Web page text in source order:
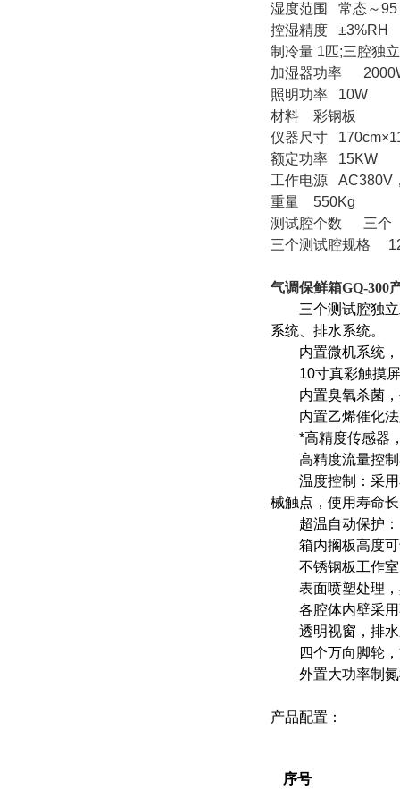
湿度范围 常态～
控湿精度
制冷量 1匹;三腔独
加湿器功率
照明功率 10W
材料 彩钢板
仪器尺寸
额定功率 15KW
工作电源
重量 550Kg
测试腔个数 三
三个测试腔规格
气调保鲜箱GQ-300
三个测试腔独立
系统、排水系统。
内置微机系统，
10寸真彩触摸屏
内置臭氧杀菌，
内置乙烯催化法
*高精度传感器，
高精度流量控制
温度控制：采用
械触点，使用寿命
超温自动保护：
箱内搁板高度可
不锈钢板工作室
表面喷塑处理，
各腔体内壁采用
透明视窗，排水
四个万向脚轮，
外置大功率制氮
产品配置：
序号